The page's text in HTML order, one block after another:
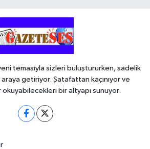
temasıyla sizleri buluştururken, sadelik
getiriyor. Şatafattan kaçınıyor ve
bir altyapı sunuyor.